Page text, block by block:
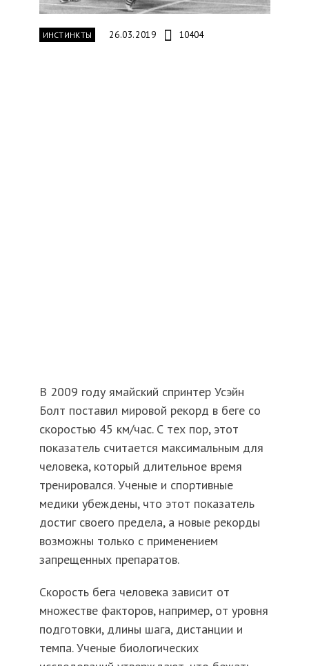
ИНСТИНКТЫ 26.03.2019 10404
В 2009 году ямайский спринтер Усэйн
Болт поставил мировой рекорд в беге со
скоростью 45 км/час. С тех пор, этот
показатель считается максимальным для
человека, который длительное время
тренировался. Ученые и спортивные
медики убеждены, что этот показатель
достиг своего предела, а новые рекорды
возможны только с применением
запрещенных препаратов.
Скорость бега человека зависит от
множестве факторов, например, от уровня
подготовки, длины шага, дистанции и
темпа. Ученые биологических